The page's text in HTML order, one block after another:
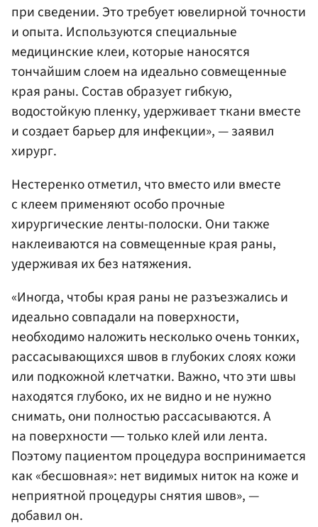
при сведении. Это требует ювелирной точности
и опыта. Используются специальные
медицинские клеи, которые наносятся
тончайшим слоем на идеально совмещенные
края раны. Состав образует гибкую,
водостойкую пленку, удерживает ткани вместе
и создает барьер для инфекции», — заявил
хирург.
Нестеренко отметил, что вместо или вместе
с клеем применяют особо прочные
хирургические ленты-полоски. Они также
наклеиваются на совмещенные края раны,
удерживая их без натяжения.
«Иногда, чтобы края раны не разъезжались и
идеально совпадали на поверхности,
необходимо наложить несколько очень тонких,
рассасывающихся швов в глубоких слоях кожи
или подкожной клетчатки. Важно, что эти швы
находятся глубоко, их не видно и не нужно
снимать, они полностью рассасываются. А
на поверхности ― только клей или лента.
Поэтому пациентом процедура воспринимается
как «бесшовная»: нет видимых ниток на коже и
неприятной процедуры снятия швов», —
добавил он.